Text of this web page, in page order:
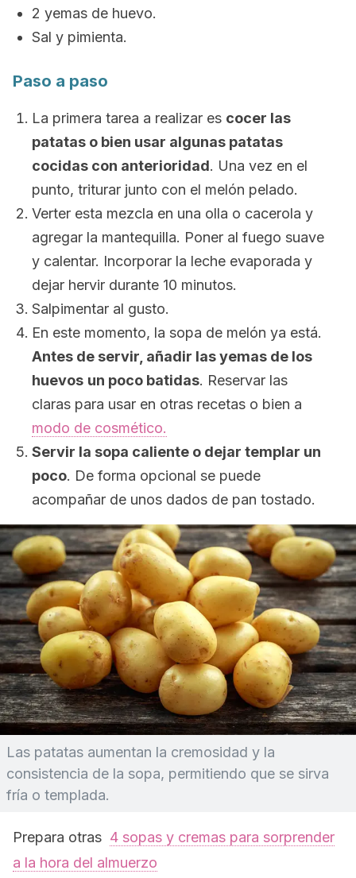
2 yemas de huevo.
Sal y pimienta.
Paso a paso
La primera tarea a realizar es cocer las
patatas o bien usar algunas patatas
cocidas con anterioridad. Una vez en el
punto, triturar junto con el melón pelado.
Verter esta mezcla en una olla o cacerola y
agregar la mantequilla. Poner al fuego suave
y calentar. Incorporar la leche evaporada y
dejar hervir durante 10 minutos.
Salpimentar al gusto.
En este momento, la sopa de melón ya está.
Antes de servir, añadir las yemas de los
huevos un poco batidas. Reservar las
claras para usar en otras recetas o bien a
modo de cosmético.
Servir la sopa caliente o dejar templar un
poco. De forma opcional se puede
acompañar de unos dados de pan tostado.
Las patatas aumentan la cremosidad y la
consistencia de la sopa, permitiendo que se sirva
fría o templada.
Prepara otras 4 sopas y cremas para sorprender
a la hora del almuerzo